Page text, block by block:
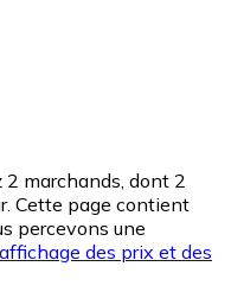
2 marchands, dont 2
Cette page contient
percevons une
des prix et des